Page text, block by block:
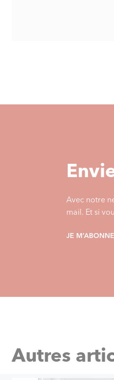
Avec notre
mail. Et si
JE
Autres